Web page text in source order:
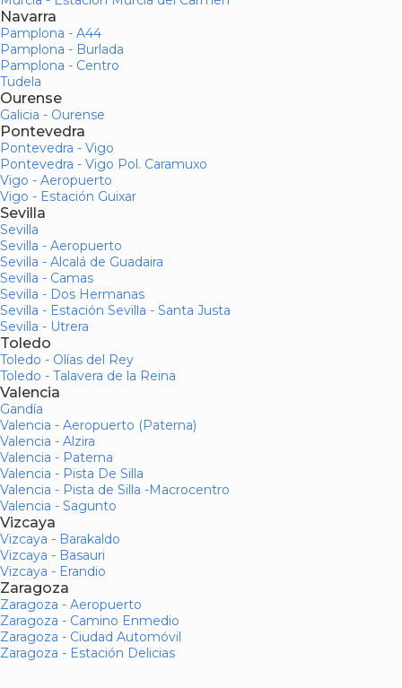
Navarra
Pamplona - A44
Pamplona - Burlada
Pamplona - Centro
Tudela
Ourense
Galicia - Ourense
Pontevedra
Pontevedra - Vigo
Pontevedra - Vigo Pol. Caramuxo
Vigo - Aeropuerto
Vigo - Estación Guixar
Sevilla
Sevilla
Sevilla - Aeropuerto
Sevilla - Alcalá de Guadaira
Sevilla - Camas
Sevilla - Dos Hermanas
Sevilla - Estación Sevilla - Santa Justa
Sevilla - Utrera
Toledo
Toledo - Olías del Rey
Toledo - Talavera de la Reina
Valencia
Gandía
Valencia - Aeropuerto (Paterna)
Valencia - Alzira
Valencia - Paterna
Valencia - Pista De Silla
Valencia - Pista de Silla -Macrocentro
Valencia - Sagunto
Vizcaya
Vizcaya - Barakaldo
Vizcaya - Basauri
Vizcaya - Erandio
Zaragoza
Zaragoza - Aeropuerto
Zaragoza - Camino Enmedio
Zaragoza - Ciudad Automóvil
Zaragoza - Estación Delicias